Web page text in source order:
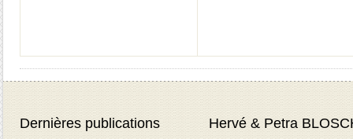
Dernières publications Hervé & Petra